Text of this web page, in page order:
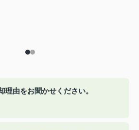
理由をお聞かせください。